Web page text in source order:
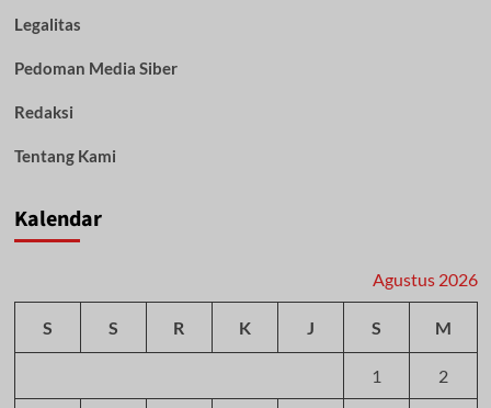
Legalitas
Pedoman Media Siber
Redaksi
Tentang Kami
Kalendar
Agustus 2026
S S R K J S M
1 2